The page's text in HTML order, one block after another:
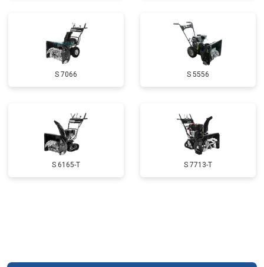
от 2750 ₽
Чистка карбюратора от 3780 ₽ Заказать
Замена/Pемонт шнека от 2580 ₽ Заказать
Замена/Pемонт стартера от 3720 ₽ Заказать
Замена подшипников от 2500 ₽ Заказать
S 7066 S 5556
S 6165-T S 7713-T